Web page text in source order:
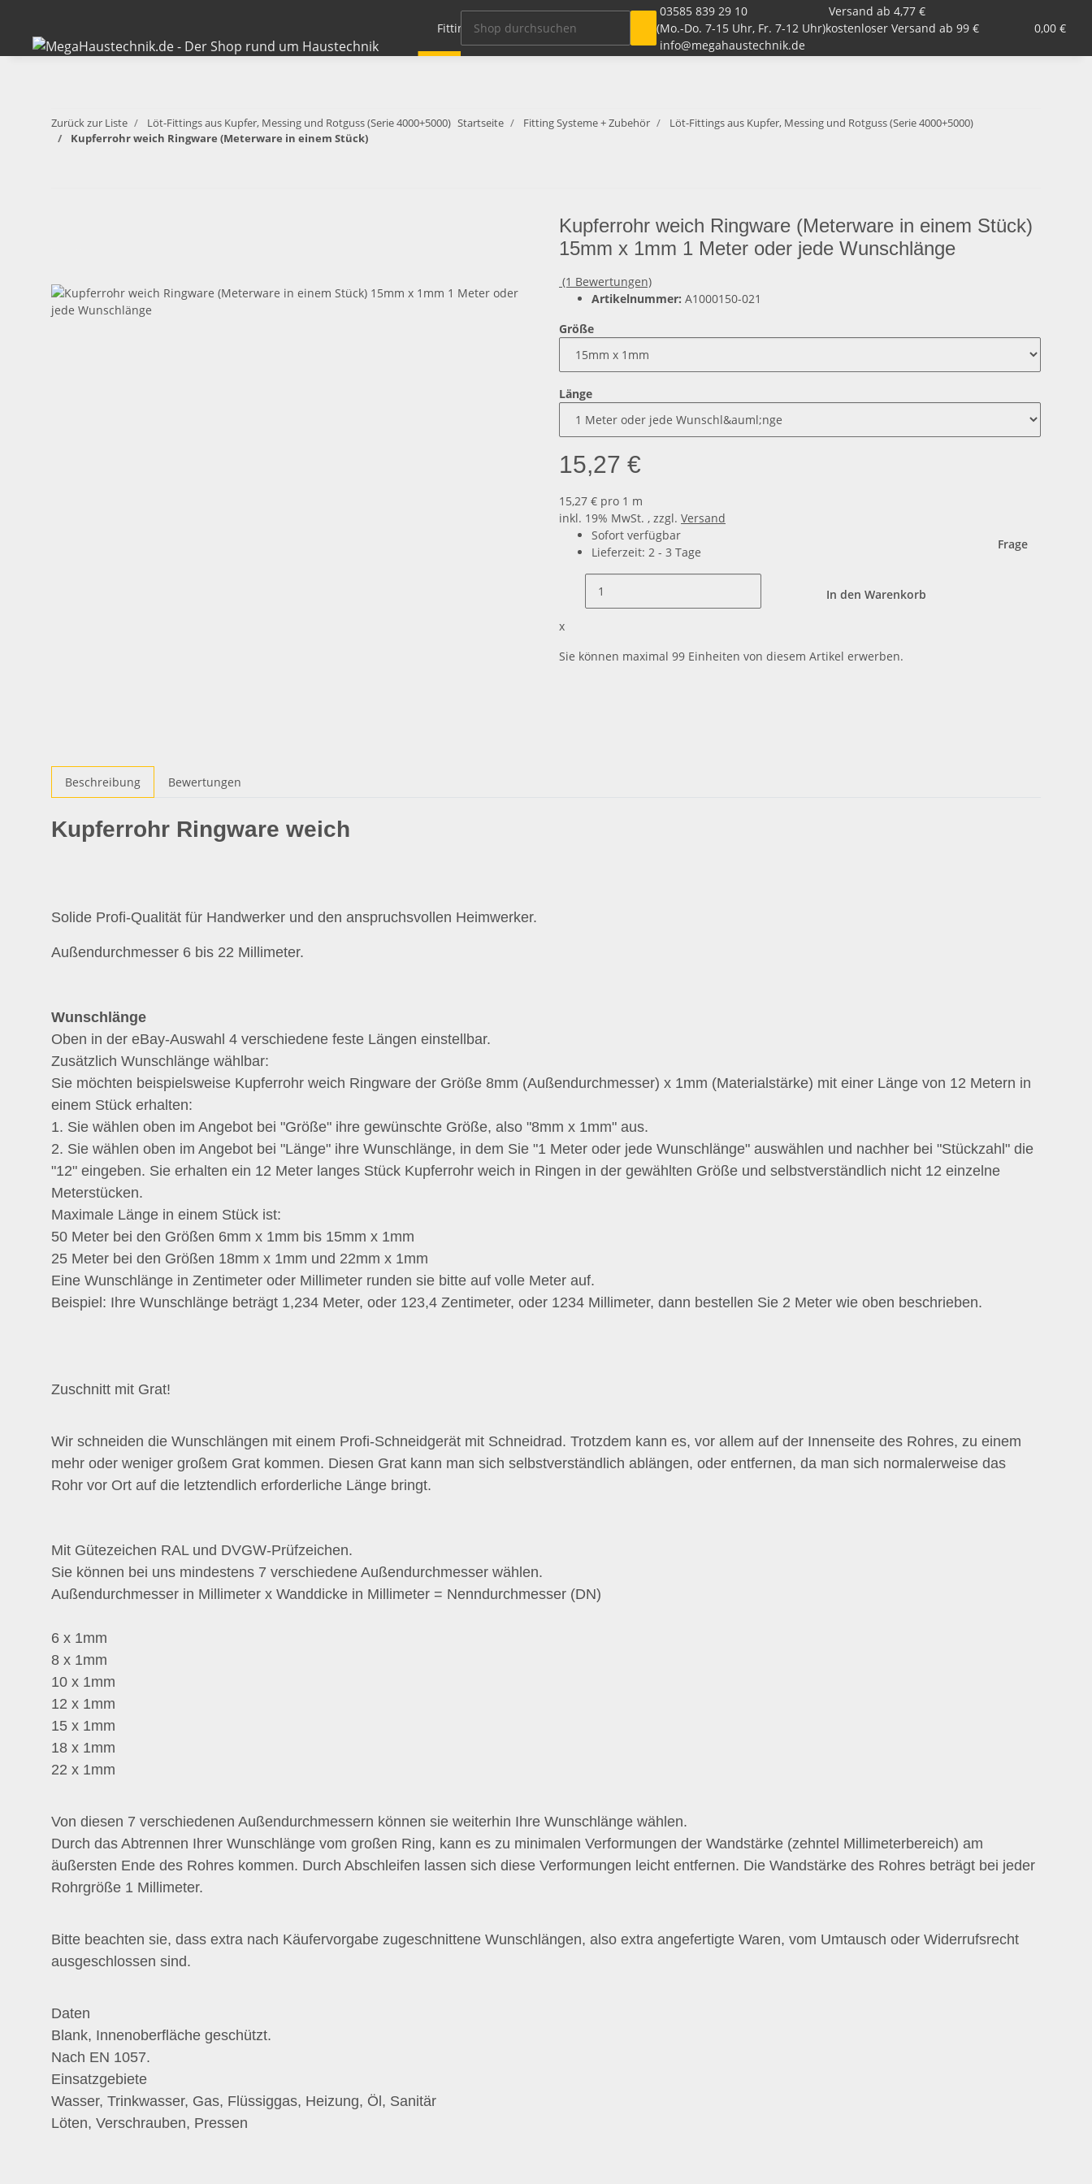
03585 839 29 10
(Mo.-Do. 7-15 Uhr, Fr. 7-12 Uhr)
info@megahaustechnik.de
Versand ab 4,77 €
kostenloser Versand ab 99 €
0,00 €
Fitting Systeme + Zubehör Rohre / Schlauch Armaturen, Kugelhähne, Ventile
Zurück zur Liste Löt-Fittings aus Kupfer, Messing und Rotguss (Serie 4000+5000) Startseite Fitting Systeme + Zubehör
Löt-Fittings aus Kupfer, Messing und Rotguss (Serie 4000+5000)
Kupferrohr weich Ringware (Meterware in einem Stück)
Kupferrohr weich Ringware (Meterware in einem Stück)
15mm x 1mm 1 Meter oder jede Wunschlänge
(1 Bewertungen)
Artikelnummer: A1000150-021
Größe
Länge
15,27 €
15,27 € pro 1 m
inkl. 19% MwSt. , zzgl. Versand
Sofort verfügbar
Lieferzeit: 2 - 3 Tage
Frage
In den Warenkorb
x
Sie können maximal 99 Einheiten von diesem Artikel erwerben.
Beschreibung Bewertungen
Kupferrohr Ringware weich
Solide Profi-Qualität für Handwerker und den anspruchsvollen Heimwerker.
Außendurchmesser 6 bis 22 Millimeter.
Wunschlänge
Oben in der eBay-Auswahl 4 verschiedene feste Längen einstellbar.
Zusätzlich Wunschlänge wählbar:
Sie möchten beispielsweise Kupferrohr weich Ringware der Größe 8mm (Außendurchmesser) x 1mm (Materialstärke) mit einer Länge von 12 Metern in
einem Stück erhalten:
1. Sie wählen oben im Angebot bei "Größe" ihre gewünschte Größe, also "8mm x 1mm" aus.
2. Sie wählen oben im Angebot bei "Länge" ihre Wunschlänge, in dem Sie "1 Meter oder jede Wunschlänge" auswählen und nachher bei "Stückzahl" die
"12" eingeben. Sie erhalten ein 12 Meter langes Stück Kupferrohr weich in Ringen in der gewählten Größe und selbstverständlich nicht 12 einzelne
Meterstücken.
Maximale Länge in einem Stück ist:
50 Meter bei den Größen 6mm x 1mm bis 15mm x 1mm
25 Meter bei den Größen 18mm x 1mm und 22mm x 1mm
Eine Wunschlänge in Zentimeter oder Millimeter runden sie bitte auf volle Meter auf.
Beispiel: Ihre Wunschlänge beträgt 1,234 Meter, oder 123,4 Zentimeter, oder 1234 Millimeter, dann bestellen Sie 2 Meter wie oben beschrieben.
Zuschnitt mit Grat!
Wir schneiden die Wunschlängen mit einem Profi-Schneidgerät mit Schneidrad. Trotzdem kann es, vor allem auf der Innenseite des Rohres, zu einem
mehr oder weniger großem Grat kommen. Diesen Grat kann man sich selbstverständlich ablängen, oder entfernen, da man sich normalerweise das
Rohr vor Ort auf die letztendlich erforderliche Länge bringt.
Mit Gütezeichen RAL und DVGW-Prüfzeichen.
Sie können bei uns mindestens 7 verschiedene Außendurchmesser wählen.
Außendurchmesser in Millimeter x Wanddicke in Millimeter = Nenndurchmesser (DN)
6 x 1mm
8 x 1mm
10 x 1mm
12 x 1mm
15 x 1mm
18 x 1mm
22 x 1mm
Von diesen 7 verschiedenen Außendurchmessern können sie weiterhin Ihre Wunschlänge wählen.
Durch das Abtrennen Ihrer Wunschlänge vom großen Ring, kann es zu minimalen Verformungen der Wandstärke (zehntel Millimeterbereich) am
äußersten Ende des Rohres kommen. Durch Abschleifen lassen sich diese Verformungen leicht entfernen. Die Wandstärke des Rohres beträgt bei jeder
Rohrgröße 1 Millimeter.
Bitte beachten sie, dass extra nach Käufervorgabe zugeschnittene Wunschlängen, also extra angefertigte Waren, vom Umtausch oder Widerrufsrecht
ausgeschlossen sind.
Daten
Blank, Innenoberfläche geschützt.
Nach EN 1057.
Einsatzgebiete
Wasser, Trinkwasser, Gas, Flüssiggas, Heizung, Öl, Sanitär
Löten, Verschrauben, Pressen